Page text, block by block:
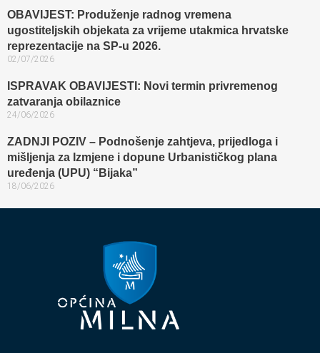
OBAVIJEST: Produženje radnog vremena
ugostiteljskih objekata za vrijeme utakmica hrvatske
reprezentacije na SP-u 2026.
02/07/2026
ISPRAVAK OBAVIJESTI: Novi termin privremenog
zatvaranja obilaznice​
24/06/2026
ZADNJI POZIV – Podnošenje zahtjeva, prijedloga i
mišljenja za Izmjene i dopune Urbanističkog plana
uređenja (UPU) “Bijaka”
18/06/2026